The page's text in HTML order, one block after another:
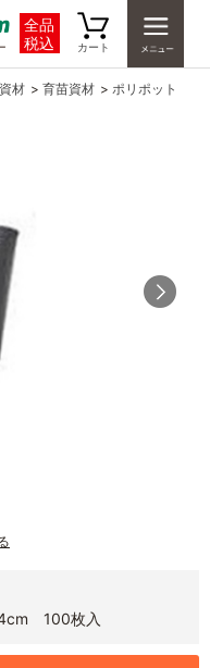
全品
税込
カート
材 > 育苗資材 > ポリポット
100枚入